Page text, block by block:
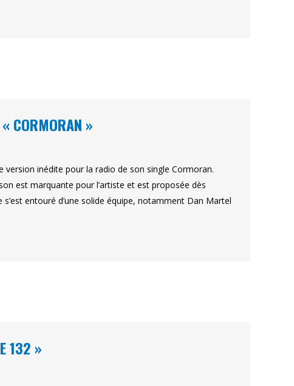
CORMORAN »
inédite pour la radio de son single Cormoran.
est marquante pour l’artiste et est proposée dès
entouré d’une solide équipe, notamment Dan Martel
132 »